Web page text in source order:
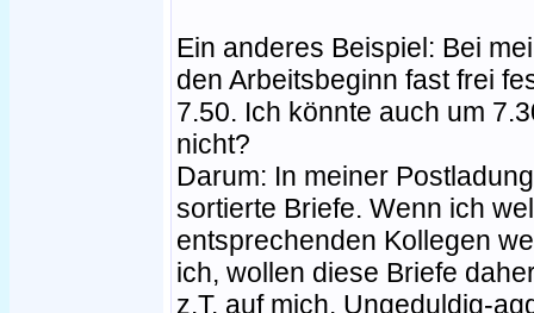
Ein anderes Beispiel: Bei
den Arbeitsbeginn fast frei
7.50. Ich könnte auch um
nicht?
Darum: In meiner
sortierte Briefe. Wenn ich
entsprechenden Kollegen
ich, wollen diese Briefe
z.T. auf mich. Ungeduldig-